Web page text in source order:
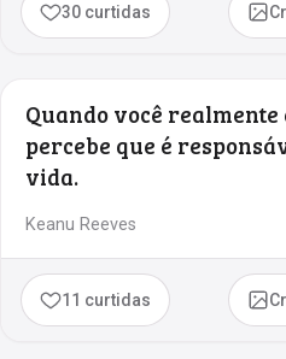
30 curtidas
Quando você
percebe que é
vida.
Keanu Reeves
11 curtidas